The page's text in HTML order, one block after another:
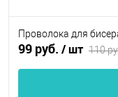
Проволока для
99 руб. / шт 110